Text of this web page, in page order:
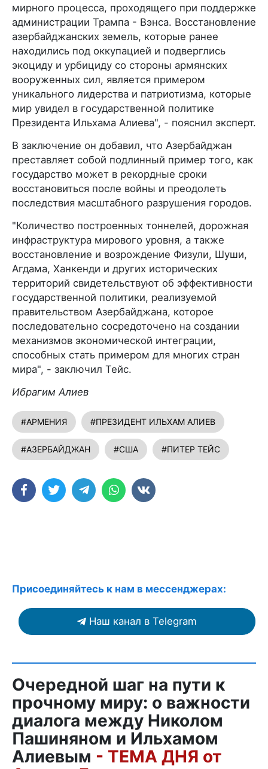
мирного процесса, проходящего при поддержке
администрации Трампа - Вэнса. Восстановление
азербайджанских земель, которые ранее
находились под оккупацией и подверглись
экоциду и урбициду со стороны армянских
вооруженных сил, является примером
уникального лидерства и патриотизма, которые
мир увидел в государственной политике
Президента Ильхама Алиева", - пояснил эксперт.
В заключение он добавил, что Азербайджан
преставляет собой подлинный пример того, как
государство может в рекордные сроки
восстановиться после войны и преодолеть
последствия масштабного разрушения городов.
"Количество построенных тоннелей, дорожная
инфраструктура мирового уровня, а также
восстановление и возрождение Физули, Шуши,
Агдама, Ханкенди и других исторических
территорий свидетельствуют об эффективности
государственной политики, реализуемой
правительством Азербайджана, которое
последовательно сосредоточено на создании
механизмов экономической интеграции,
способных стать примером для многих стран
мира", - заключил Тейс.
Ибрагим Алиев
#АРМЕНИЯ #ПРЕЗИДЕНТ ИЛЬХАМ АЛИЕВ
#АЗЕРБАЙДЖАН #США #ПИТЕР ТЕЙС
Присоединяйтесь к нам в мессенджерах:
Наш канал в Telegram
Очередной шаг на пути к
прочному миру: о важности
диалога между Николом
Пашиняном и Ильхамом
Алиевым - ТЕМА ДНЯ от